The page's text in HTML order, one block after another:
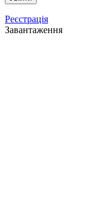
Реєстрація
Завантаження